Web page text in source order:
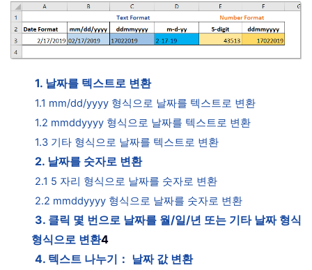
1. 날짜를 텍스트로 변환
1.1 mm/dd/yyyy 형식으로 날짜를 텍스트로 변환
1.2 mmddyyyy 형식으로 날짜를 텍스트로 변환
1.3 기타 형식으로 날짜를 텍스트로 변환
2. 날짜를 숫자로 변환
2.1 5 자리 형식으로 날짜를 숫자로 변환
2.2 mmddyyyy 형식으로 날짜를 숫자로 변환
3. 클릭 몇 번으로 날짜를 월/일/년 또는 기타 날짜 형식
형식으로 변환4
4. 텍스트 나누기： 날짜 값 변환